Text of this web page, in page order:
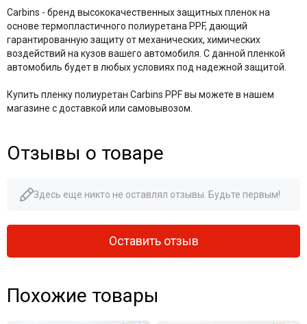
Carbins - бренд высококачественных защитных пленок на
основе термопластичного полиуретана PPF, дающий
гарантированную защиту от механических, химических
воздействий на кузов вашего автомобиля. С данной пленкой
автомобиль будет в любых условиях под надежной защитой.
Купить пленку полиуретан Carbins PPF вы можете в нашем
магазине с доставкой или самовывозом.
Отзывы о товаре
Здесь еще никто не оставлял отзывы. Будьте первым!
Оставить отзыв
Похожие товары